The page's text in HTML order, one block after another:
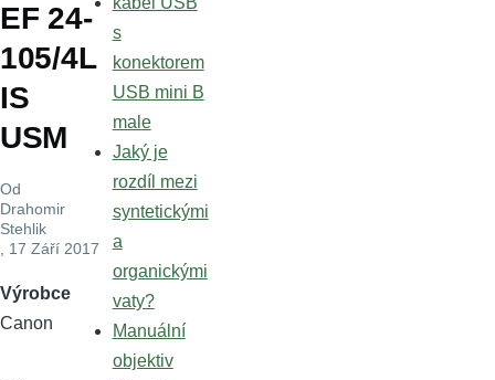
EF 24-
105/4L
IS
USM
Od
Drahomir
Stehlik
, 17 Září 2017
Výrobce
Canon
s
konektorem
USB mini B
male
Jaký je
rozdíl mezi
syntetickými
a
organickými
vaty?
Manuální
objektiv